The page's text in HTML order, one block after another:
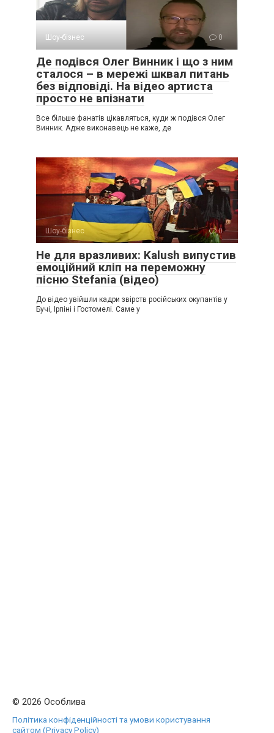
Шоу-бізнес 0
Де подівся Олег Винник і що з ним
сталося – в мережі шквал питань
без відповіді. На відео артиста
просто не впізнати
Все більше фанатів цікавляться, куди ж подівся Олег
Винник. Адже виконавець не каже, де
Шоу-бізнес 0
Не для вразливих: Kalush випустив
емоційний кліп на переможну
пісню Stefania (відео)
До відео увійшли кадри звірств російських окупантів у
Бучі, Ірпіні і Гостомелі. Саме у
© 2026 Особлива
Політика конфіденційності та умови користування
сайтом (Privacy Policy)